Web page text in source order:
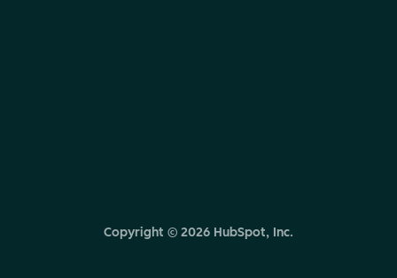
Copyright © 2026 HubSpot, Inc.